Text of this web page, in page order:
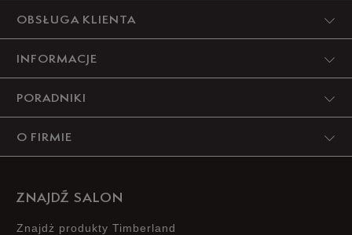
OBSŁUGA KLIENTA
INFORMACJE
PORADNIKI
O FIRMIE
ZNAJDŹ SALON
Znajdż produkty Timberland